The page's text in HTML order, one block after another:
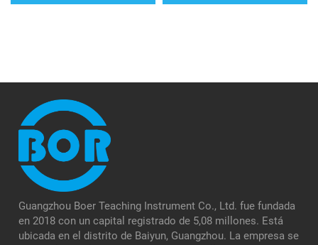
Guangzhou Boer Teaching Instrument Co., Ltd. fue fundada
en 2018 con un capital registrado de 5,08 millones. Está
ubicada en el distrito de Baiyun, Guangzhou. La empresa se